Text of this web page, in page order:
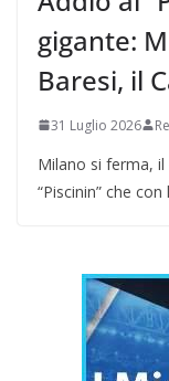
gigante:
Baresi, il
31 Luglio 2026
Milano si ferma, il
“Piscinin” che